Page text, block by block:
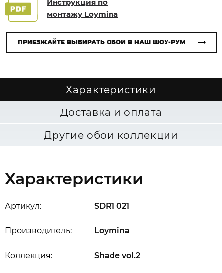
Инструкция по
монтажу Loymina
ПРИЕЗЖАЙТЕ ВЫБИРАТЬ ОБОИ В НАШ ШОУ-РУМ
Характеристики
Доставка и оплата
Другие обои коллекции
Характеристики
Артикул: SDR1 021
Производитель: Loymina
Коллекция: Shade vol.2